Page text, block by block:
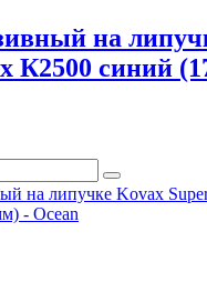
на
К2500 синий